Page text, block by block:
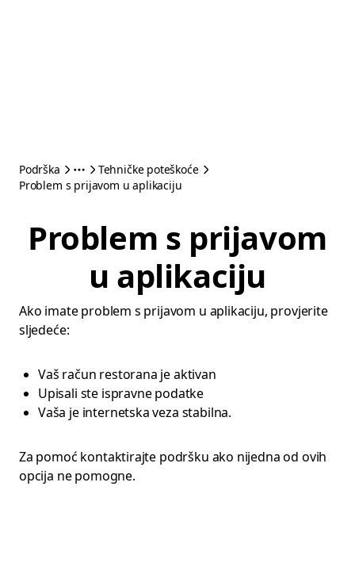
Podrška
Tehničke poteškoće
Problem s prijavom u aplikaciju
Problem s prijavom
u aplikaciju
Ako imate problem s prijavom u aplikaciju, provjerite
sljedeće:
Vaš račun restorana je aktivan
Upisali ste ispravne podatke
Vaša je internetska veza stabilna.
Za pomoć kontaktirajte podršku ako nijedna od ovih
opcija ne pomogne.